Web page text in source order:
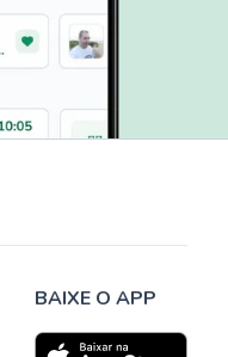
BAIXE O APP